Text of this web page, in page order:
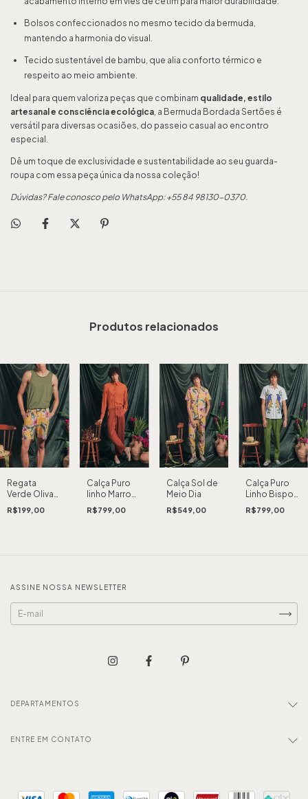
Bolsos confeccionados no mesmo tecido da bermuda,
mantendo a harmonia do visual.
Tecido sustentável de bambu, que alia conforto térmico e
respeito ao meio ambiente.
Ideal para quem valoriza peças que combinam qualidade, estilo
artesanal e consciência ecológica, a Bermuda Bordada Sertões é
versátil para diversas ocasiões, do passeio casual ao encontro
especial.
Dê um toque de exclusividade e sustentabilidade ao seu guarda-
roupa com essa peça única da nossa coleção!
Dúvidas? Fale conosco pelo WhatsApp: +55 84 98130-0370.
Produtos relacionados
Regata
Verde Oliva
Tabuleiros
R$199,00
Calça Puro
linho Marrom
Tabuleiro
R$799,00
Calça Sol de
Meio Dia
R$549,00
Calça Puro
Linho Bispo
Solar
R$799,00
ASSINE NOSSA NEWSLETTER
DEPARTAMENTOS
ENTRE EM CONTATO